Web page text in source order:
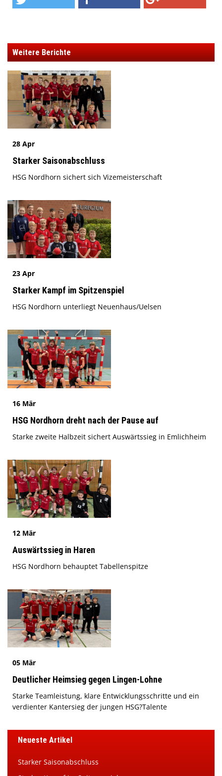
Weitere Berichte
28 Apr
Starker Saisonabschluss
HSG Nordhorn sichert sich Vizemeisterschaft
23 Apr
Starker Kampf im Spitzenspiel
HSG Nordhorn unterliegt Neuenhaus/Uelsen
16 Mär
HSG Nordhorn dreht nach der Pause auf
Starke zweite Halbzeit sichert Auswärtssieg in Emlichheim
12 Mär
Auswärtssieg in Haren
HSG Nordhorn behauptet Tabellenspitze
05 Mär
Deutlicher Heimsieg gegen Lingen-Lohne
Starke Teamleistung, klare Entwicklungsschritte und ein
verdienter Kantersieg der jungen HSG?Talente
Neueste Artikel
Starker Saisonabschluss